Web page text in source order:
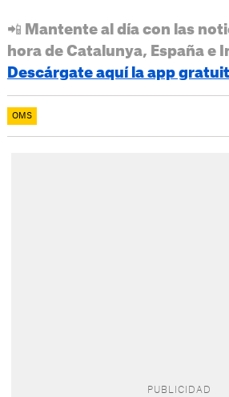
📲 Mantente al día con las
hora de Catalunya, España e
Descárgate aquí la app
OMS